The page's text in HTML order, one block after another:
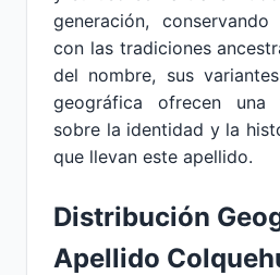
generación,
con las tradiciones
del nombre, sus
geográfica ofrecen una
sobre la identidad y la
que llevan este apellido.
Distribución
Apellido